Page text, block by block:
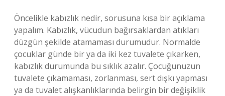
Öncelikle kabızlık nedir, sorusuna kısa bir açıklama
yapalım. Kabızlık, vücudun bağırsaklardan atıkları
düzgün şekilde atamaması durumudur. Normalde
çocuklar günde bir ya da iki kez tuvalete çıkarken,
kabızlık durumunda bu sıklık azalır. Çocuğunuzun
tuvalete çıkamaması, zorlanması, sert dışkı yapması
ya da tuvalet alışkanlıklarında belirgin bir değişiklik